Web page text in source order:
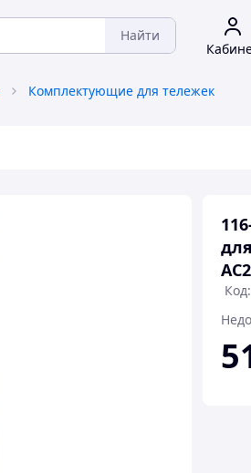
Найти
Комплектующие для тележек